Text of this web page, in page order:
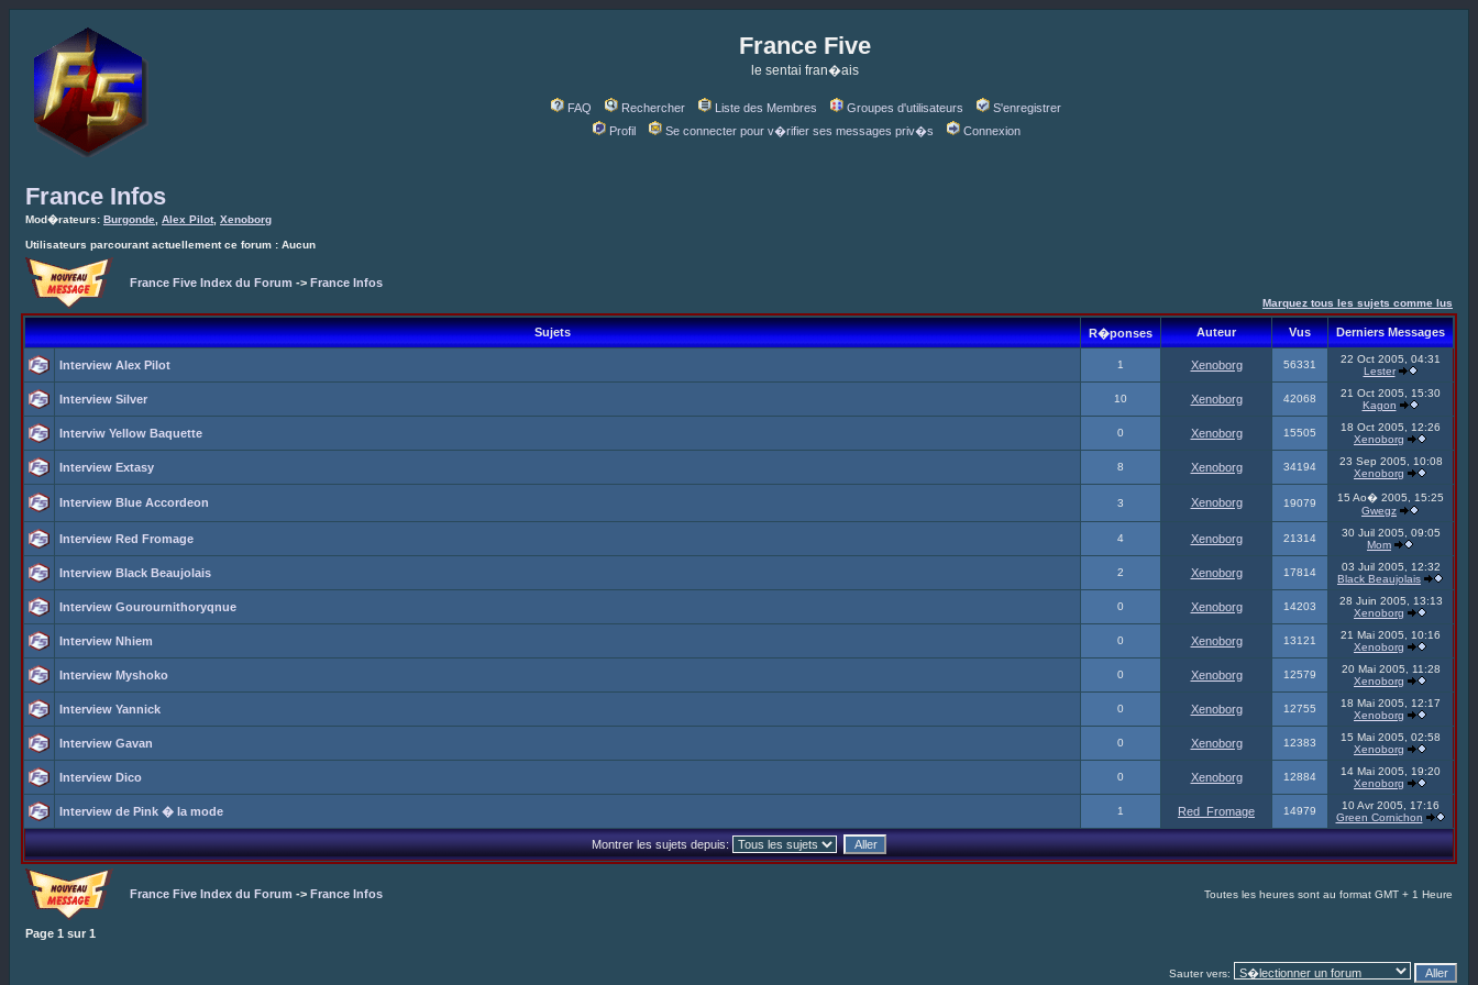
France Five
le sentai fran�ais
FAQ Rechercher Liste des Membres Groupes d'utilisateurs
S'enregistrer
Profil
Se connecter pour v�rifier ses messages priv�s Connexion
France Infos
Mod�rateurs: Burgonde Alex Pilot, Xenoborg
Utilisateurs parcourant actuellement ce forum : Aucun
France Five Index du Forum -> France Infos
Marquez tous les sujets comme lus
Sujets R�ponses Auteur Vus Derniers Messages
Interview Alex Pilot 1 Xenoborg 56331
22 Oct 2005, 04:31
Lester
Interview Silver 10 Xenoborg 42068
21 Oct 2005, 15:30
Kagon
Interviw Yellow Baquette 0 Xenoborg 15505
18 Oct 2005, 12:26
Xenoborg
Interview Extasy 8 Xenoborg 34194
23 Sep 2005, 10:08
Xenoborg
Interview Blue Accordeon 3 Xenoborg 19079
15 Ao� 2005, 15:25
Gwegz
Interview Red Fromage 4 Xenoborg 21314
30 Juil 2005, 09:05
Mom
Interview Black Beaujolais 2 Xenoborg 17814
03 Juil 2005, 12:32
Black Beaujolais
Interview Gourournithoryqnue 0 Xenoborg 14203
28 Juin 2005, 13:13
Xenoborg
Interview Nhiem 0 Xenoborg 13121
21 Mai 2005, 10:16
Xenoborg
Interview Myshoko 0 Xenoborg 12579
20 Mai 2005, 11:28
Xenoborg
Interview Yannick 0 Xenoborg 12755
18 Mai 2005, 12:17
Xenoborg
Interview Gavan 0 Xenoborg 12383
15 Mai 2005, 02:58
Xenoborg
Interview Dico 0 Xenoborg 12884
14 Mai 2005, 19:20
Xenoborg
Interview de Pink � la mode 1 Red_Fromage 14979
10 Avr 2005, 17:16
Green Cornichon
Montrer les sujets depuis:
France Five Index du Forum -> France Infos Toutes les heures sont au format GMT + 1 Heure
Page 1 sur 1
Sauter vers: